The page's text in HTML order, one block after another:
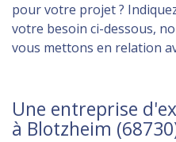
pour votre projet ?
votre besoin ci-dessous,
vous mettons en relation
Une entreprise
à Blotzheim